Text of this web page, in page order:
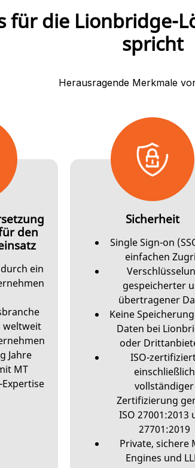
für die Lionbridge-
spricht
Herausragende Merkmale
den
ein
weltweit
Jahre
MT
Sicherheit
Single Sign-on
einfachen
gespeicherter
übertragener
Keine
Daten bei
oder
ISO-
einschließlich
vollständiger
Zertifizierung
ISO 27001:2013
27701:2019
Private, sichere
Engines und